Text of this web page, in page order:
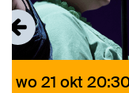
wo 21 okt